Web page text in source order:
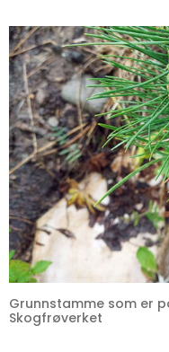
Grunnstamme som er
Skogfrøverket